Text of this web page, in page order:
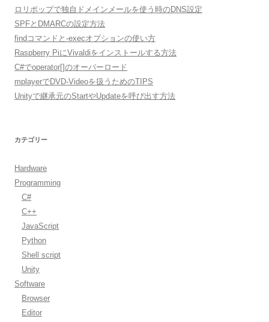
ロリポップで独自ドメインメールを使う時のDNS設定
SPFとDMARCの設定方法
findコマンドと-execオプションの使い方
Raspberry PiにVivaldiをインストールする方法
C#でoperator[]のオーバーロード
mplayerでDVD-Videoを扱うためのTIPS
Unityで継承元のStartやUpdateを呼び出す方法
カテゴリー
Hardware
Programming
C#
C++
JavaScript
Python
Shell script
Unity
Software
Browser
Editor